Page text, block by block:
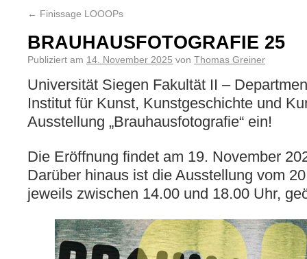
← Finissage LOOOPs
BRAUHAUSFOTOGRAFIE 25
Publiziert am 14. November 2025 von Thomas Greiner
Universität Siegen Fakultät II –
Institut für Kunst, Kunstgeschichte und
Ausstellung „Brauhausfotografie“ ein!
Die Eröffnung findet am 19. November
Darüber hinaus ist die Ausstellung vom
jeweils zwischen 14.00 und 18.00 Uhr,